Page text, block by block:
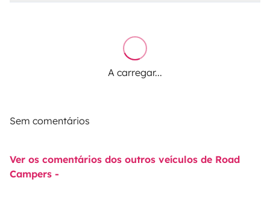
A carregar...
Sem comentários
Ver os comentários dos outros veículos de Road
Campers -